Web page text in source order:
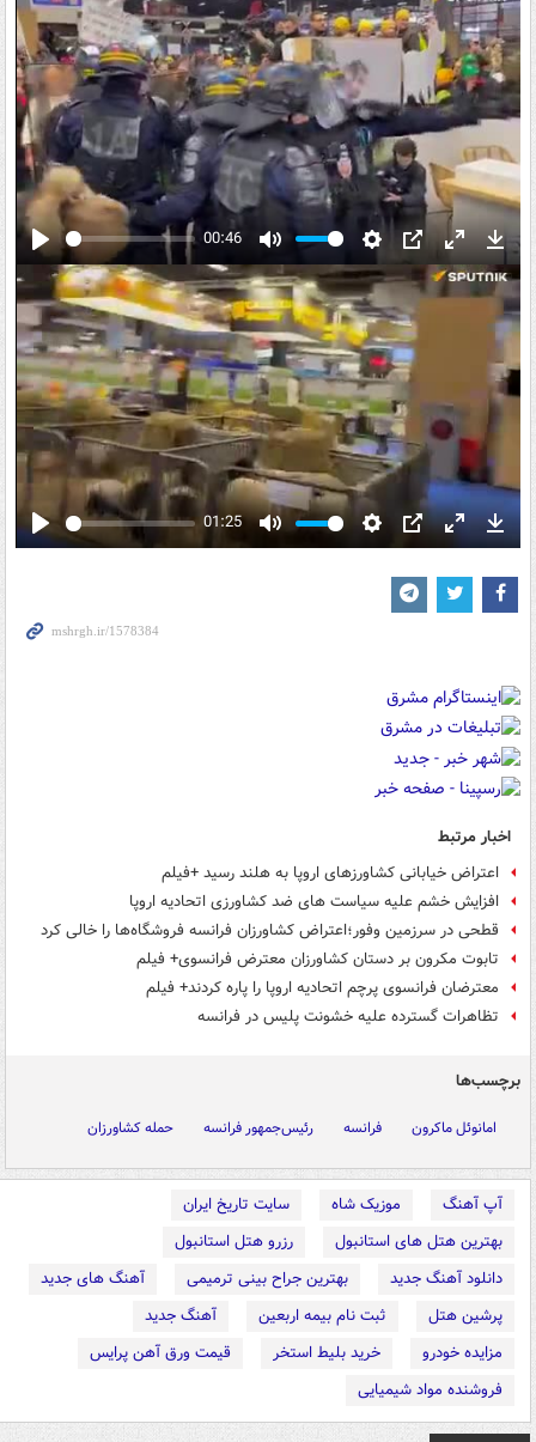
Play
00:46
Mute Settings
PIP Enter
fullscreen
Play
01:25
Mute Settings
PIP Enter
fullscreen
اخبار مرتبط
اعتراض خیابانی کشاورزهای اروپا به هلند رسید +فیلم
افزایش خشم علیه سیاست های ضد کشاورزی اتحادیه اروپا
قطحی در سرزمین وفور؛اعتراض کشاورزان فرانسه فروشگاه‌ها را خالی کرد
تابوت مکرون بر دستان کشاورزان معترض فرانسوی+ فیلم
معترضان فرانسوی پرچم اتحادیه اروپا را پاره کردند+ فیلم
تظاهرات گسترده علیه خشونت پلیس در فرانسه
برچسب‌ها
امانوئل ماکرون فرانسه رئیس‌جمهور فرانسه حمله کشاورزان
آپ آهنگ موزیک شاه
سایت تاریخ ایران
بهترین هتل های استانبول
رزرو هتل استانبول
دانلود آهنگ جدید
بهترین جراح بینی ترمیمی
آهنگ های جدید
پرشین هتل
ثبت نام بیمه اربعین
آهنگ جدید
مزایده خودرو
خرید بلیط استخر
قیمت ورق آهن پرایس
فروشنده مواد شیمیایی